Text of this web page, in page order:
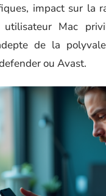
impact sur la
utilisateur Mac
de la
ou Avast.